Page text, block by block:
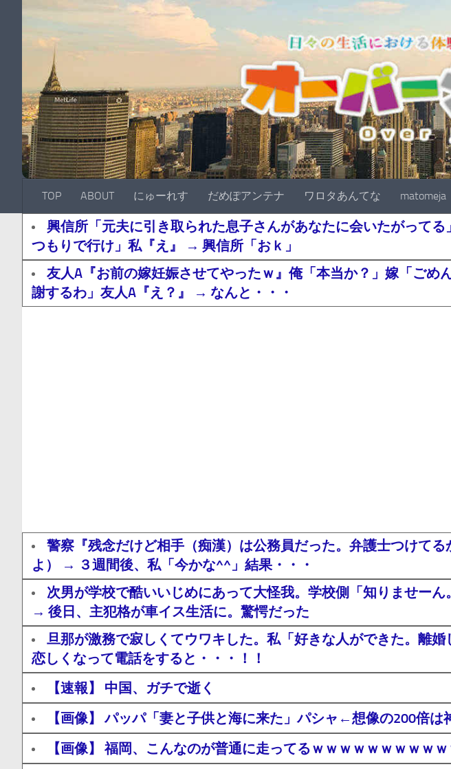
TOP ABOUT にゅーれす だめぽアンテナ ワロタあんてな matomeja
興信所「元夫に引き取られた息子さんがあなたに会いたがって
つもりで行け」私『え』 → 興信所「おｋ」
友人A『お前の嫁妊娠させてやったｗ』俺「本当か？」嫁「ご
謝するわ」友人A『え？』 → なんと・・・
警察『残念だけど相手（痴漢）は公務員だった。弁護士つけて
よ） → ３週間後、私「今かな^^」結果・・・
次男が学校で酷いいじめにあって大怪我。学校側「知りませー
→ 後日、主犯格が車イス生活に。驚愕だった
旦那が激務で寂しくてウワキした。私「好きな人ができた。離
恋しくなって電話をすると・・・！！
【速報】 中国、ガチで逝く
【画像】 パッパ「妻と子供と海に来た」パシャ←想像の200倍は
【画像】 福岡、こんなのが普通に走ってるｗｗｗｗｗｗｗｗｗ